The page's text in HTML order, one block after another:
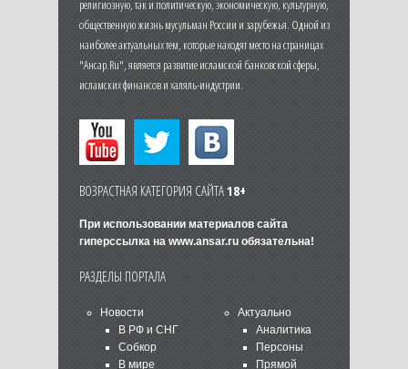
религиозную, так и политическую, экономическую, культурную,
общественную жизнь мусульман России и зарубежья. Одной из
наиболее актуальных тем, которые находят место на страницах
"Ансар.Ru", является развитие исламской банковской сферы,
исламских финансов и халяль-индустрии.
ВОЗРАСТНАЯ КАТЕГОРИЯ САЙТА18+
При использовании материалов сайта
гиперссылка на www.ansar.ruобязательна!
РАЗДЕЛЫ ПОРТАЛА
Новости
В РФ и СНГ
Собкор
В мире
Актуально
Аналитика
Персоны
Прямой